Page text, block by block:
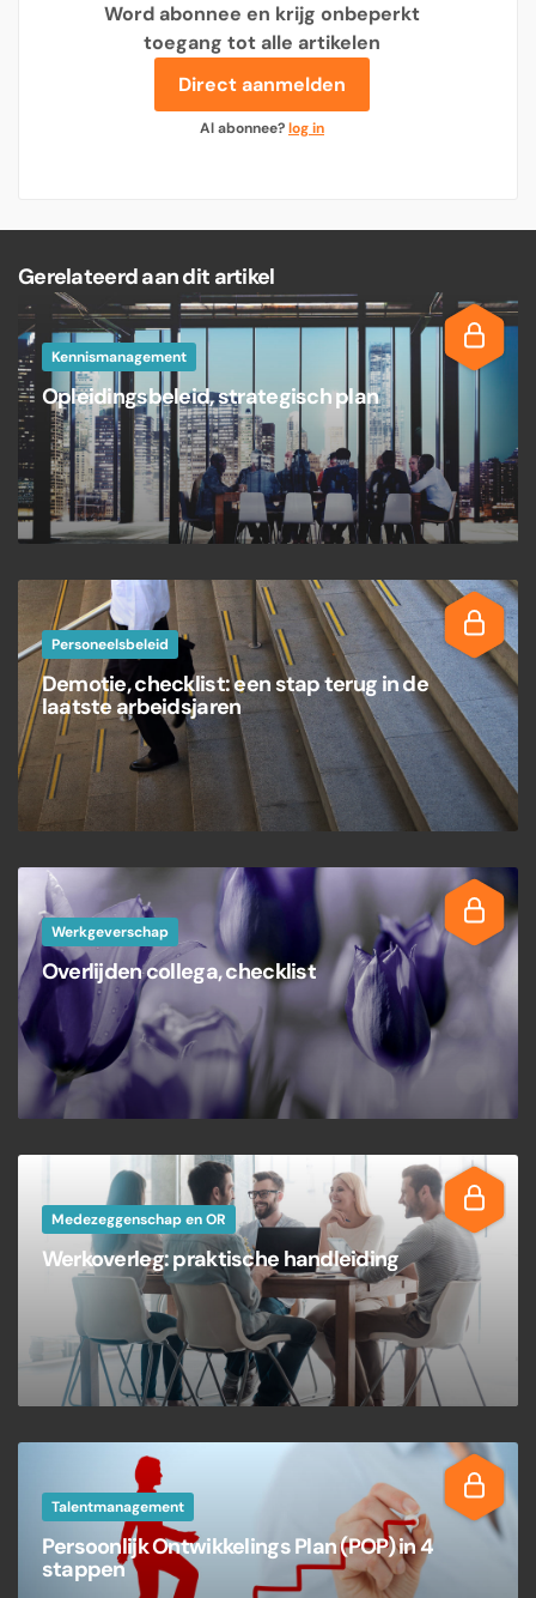
Word abonnee en krijg onbeperkt
toegang tot alle artikelen
Direct aanmelden
Al abonnee?log in
Gerelateerd aan dit artikel
Kennismanagement
Opleidingsbeleid, strategisch plan
Personeelsbeleid
Demotie, checklist: een stap terug in de
laatste arbeidsjaren
Werkgeverschap
Overlijden collega, checklist
Medezeggenschap en OR
Werkoverleg: praktische handleiding
Talentmanagement
Persoonlijk Ontwikkelings Plan (POP) in 4
stappen